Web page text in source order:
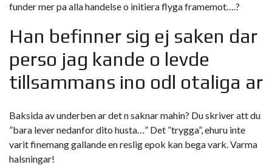
funder mer pa alla handelse o initiera flyga framemot….?
Han befinner sig ej saken dar
perso jag kande o levde
tillsammans ino odl otaliga ar
Baksida av underben ar det n saknar mahin? Du skriver att du
”bara lever nedanfor dito husta…” Det ”trygga”, ehuru inte
varit finemang gallande en reslig epok kan bega vark. Varma
halsningar!